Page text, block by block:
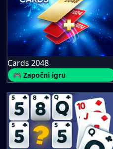
Cards 2048
🎮 Započni igru